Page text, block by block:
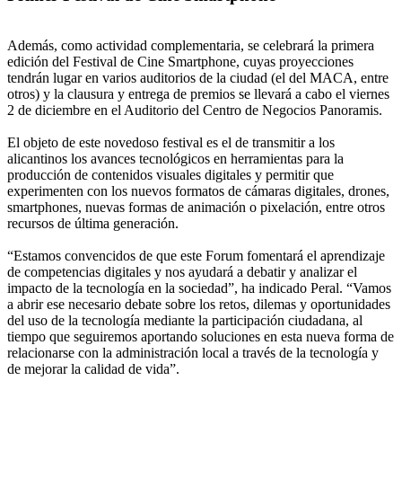
Además, como actividad complementaria, se celebrará la primera
edición del Festival de Cine Smartphone, cuyas proyecciones
tendrán lugar en varios auditorios de la ciudad (el del MACA, entre
otros) y la clausura y entrega de premios se llevará a cabo el viernes
2 de diciembre en el Auditorio del Centro de Negocios Panoramis.
El objeto de este novedoso festival es el de transmitir a los
alicantinos los avances tecnológicos en herramientas para la
producción de contenidos visuales digitales y permitir que
experimenten con los nuevos formatos de cámaras digitales, drones,
smartphones, nuevas formas de animación o pixelación, entre otros
recursos de última generación.
“Estamos convencidos de que este Forum fomentará el aprendizaje
de competencias digitales y nos ayudará a debatir y analizar el
impacto de la tecnología en la sociedad”, ha indicado Peral. “Vamos
a abrir ese necesario debate sobre los retos, dilemas y oportunidades
del uso de la tecnología mediante la participación ciudadana, al
tiempo que seguiremos aportando soluciones en esta nueva forma de
relacionarse con la administración local a través de la tecnología y
de mejorar la calidad de vida”.